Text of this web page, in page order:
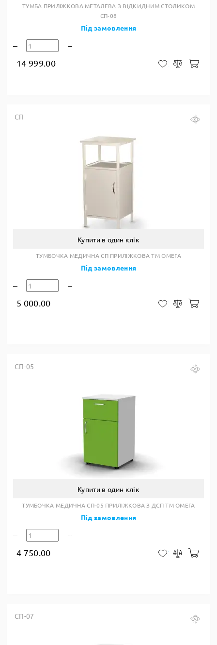
ТУМБА ПРИЛІЖКОВА МЕТАЛЕВА З ВІДКИДНИМ СТОЛИКОМ
СП-08
Під замовлення
14 999.00 У закладкиПорівняти
СП
Купити в один клік
ТУМБОЧКА МЕДИЧНА СП ПРИЛІЖКОВА ТМ ОМЕГА
Під замовлення
5 000.00 У закладкиПорівняти
СП-05
Купити в один клік
ТУМБОЧКА МЕДИЧНА СП-05 ПРИЛІЖКОВА З ДСП ТМ ОМЕГА
Під замовлення
4 750.00 У закладкиПорівняти
СП-07